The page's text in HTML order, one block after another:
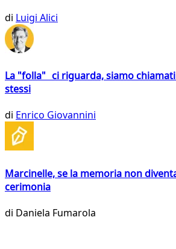
di Luigi Alici
La "folla" ci riguarda, siamo
stessi
di Enrico Giovannini
Marcinelle, se la memoria non
cerimonia
di Daniela Fumarola